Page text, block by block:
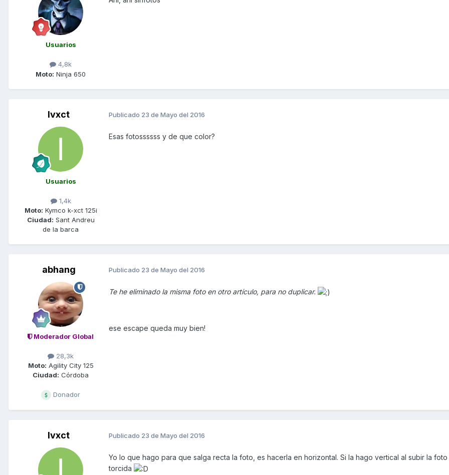
Usuarios
4,8k
Moto: Ninja 650
Ivxct
Usuarios
1,4k
Moto: Kymco k-xct 125i
Ciudad: Sant Andreu
de la barca
Publicado 23 de Mayo del 2016
Esas fotossssss y de que color?
abhang
Moderador Global
28,3k
Moto: Agility City 125
Ciudad: Córdoba
Donador
Publicado 23 de Mayo del 2016
Te he eliminado la misma foto en otro artículo, para no duplicar.
ese escape queda muy bien!
Ivxct Publicado 23 de Mayo del 2016
Yo lo que hago para que salga recta la foto, es hacerla en horizontal. Si la hago vertical al subir la foto
torcida